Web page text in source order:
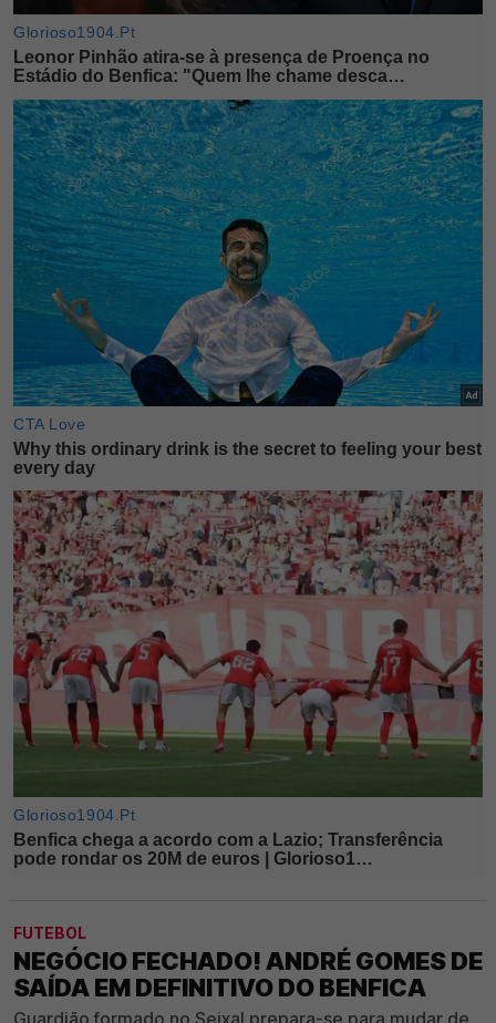
FUTEBOL
NEGÓCIO FECHADO! ANDRÉ GOMES DE
SAÍDA EM DEFINITIVO DO BENFICA
Guardião formado no Seixal prepara-se para mudar de